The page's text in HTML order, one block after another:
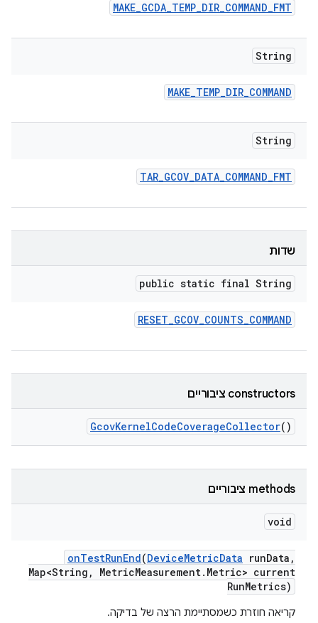
MAKE_GCDA_TEMP_DIR_COMMAND_FMT
String
MAKE_TEMP_DIR_COMMAND
String
TAR_GCOV_DATA_COMMAND_FMT
שדות
public static final String
RESET_GCOV_COUNTS_COMMAND
‫constructors ציבוריים
GcovKernelCodeCoverageCollector()
‫methods ציבוריים
void
onTestRunEnd(DeviceMetricData runData ,
Map<String , MetricMeasurement. Metric> current
RunMetrics)
קריאה חוזרת כשמסתיימת הרצה של בדיקה.